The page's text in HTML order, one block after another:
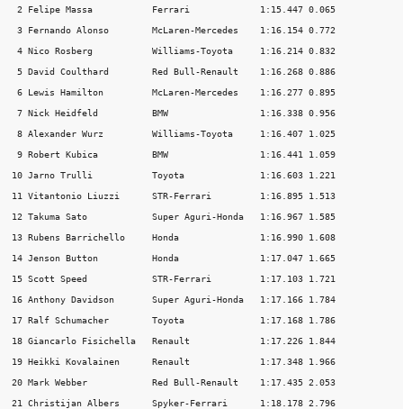
2 Felipe Massa           Ferrari             1:15.447 0.065
3 Fernando Alonso        McLaren-Mercedes    1:16.154 0.772
4 Nico Rosberg           Williams-Toyota     1:16.214 0.832
5 David Coulthard        Red Bull-Renault    1:16.268 0.886
6 Lewis Hamilton         McLaren-Mercedes    1:16.277 0.895
7 Nick Heidfeld          BMW                 1:16.338 0.956
8 Alexander Wurz         Williams-Toyota     1:16.407 1.025
9 Robert Kubica          BMW                 1:16.441 1.059
10 Jarno Trulli           Toyota              1:16.603 1.221
11 Vitantonio Liuzzi      STR-Ferrari         1:16.895 1.513
12 Takuma Sato            Super Aguri-Honda   1:16.967 1.585
13 Rubens Barrichello     Honda               1:16.990 1.608
14 Jenson Button          Honda               1:17.047 1.665
15 Scott Speed            STR-Ferrari         1:17.103 1.721
16 Anthony Davidson       Super Aguri-Honda   1:17.166 1.784
17 Ralf Schumacher        Toyota              1:17.168 1.786
18 Giancarlo Fisichella   Renault             1:17.226 1.844
19 Heikki Kovalainen      Renault             1:17.348 1.966
20 Mark Webber            Red Bull-Renault    1:17.435 2.053
21 Christijan Albers      Spyker-Ferrari      1:18.178 2.796